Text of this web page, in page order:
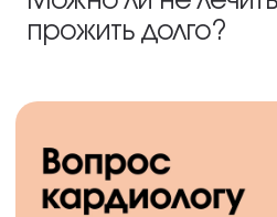
прожить долго?